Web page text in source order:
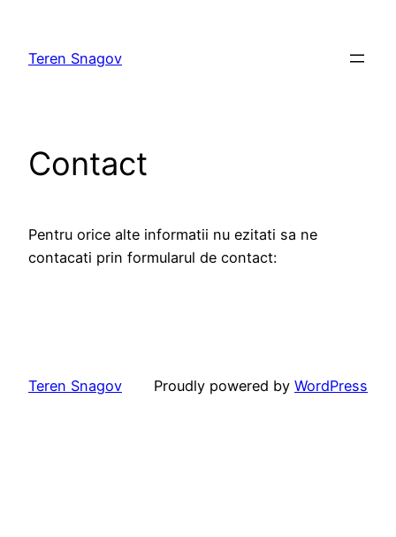
content
Teren Snagov
Contact
Pentru orice alte informatii nu ezitati sa ne
contacati prin formularul de contact:
Teren Snagov Proudly powered by WordPress